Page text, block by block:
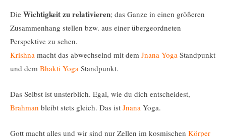
Die Wichtigkeit zu relativieren; das Ganze in einen größeren
Zusammenhang stellen bzw. aus einer übergeordneten
Perspektive zu sehen.
Krishna macht das abwechselnd mit dem Jnana Yoga Standpunkt
und dem Bhakti Yoga Standpunkt.
Das Selbst ist unsterblich. Egal, wie du dich entscheidest,
Brahman bleibt stets gleich. Das ist Jnana Yoga.
Gott macht alles und wir sind nur Zellen im kosmischen Körper